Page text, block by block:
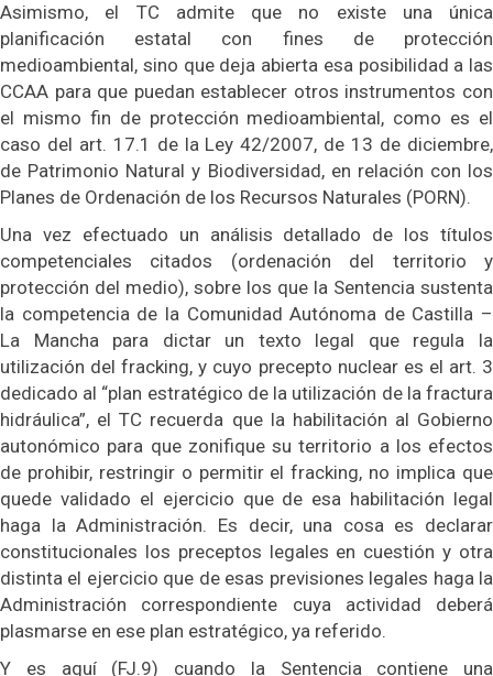
Asimismo, el TC admite que no existe una única
planificación estatal con fines de protección
medioambiental, sino que deja abierta esa posibilidad a las
CCAA para que puedan establecer otros instrumentos con
el mismo fin de protección medioambiental, como es el
caso del art. 17.1 de la Ley 42/2007, de 13 de diciembre,
de Patrimonio Natural y Biodiversidad, en relación con los
Planes de Ordenación de los Recursos Naturales (PORN).
Una vez efectuado un análisis detallado de los títulos
competenciales citados (ordenación del territorio y
protección del medio), sobre los que la Sentencia sustenta
la competencia de la Comunidad Autónoma de Castilla –
La Mancha para dictar un texto legal que regula la
utilización del fracking, y cuyo precepto nuclear es el art. 3
dedicado al “plan estratégico de la utilización de la fractura
hidráulica”, el TC recuerda que la habilitación al Gobierno
autonómico para que zonifique su territorio a los efectos
de prohibir, restringir o permitir el fracking, no implica que
quede validado el ejercicio que de esa habilitación legal
haga la Administración. Es decir, una cosa es declarar
constitucionales los preceptos legales en cuestión y otra
distinta el ejercicio que de esas previsiones legales haga la
Administración correspondiente cuya actividad deberá
plasmarse en ese plan estratégico, ya referido.
Y es aquí (FJ.9) cuando la Sentencia contiene una